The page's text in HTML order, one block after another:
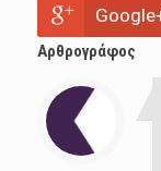
Αρθρογράφος